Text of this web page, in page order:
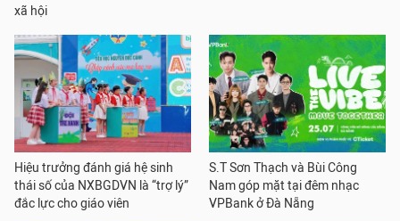
xã hội
Hiệu trưởng đánh giá hệ sinh
thái số của NXBGDVN là “trợ lý”
đắc lực cho giáo viên
S.T Sơn Thạch và Bùi Công
Nam góp mặt tại đêm nhạc
VPBank ở Đà Nẵng